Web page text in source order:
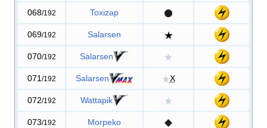
068/192 Toxizap
069/192 Salarsen
070/192 Salarsen
071 /192 Salarsen X
072/192 Wattapik
073/192 Morpeko